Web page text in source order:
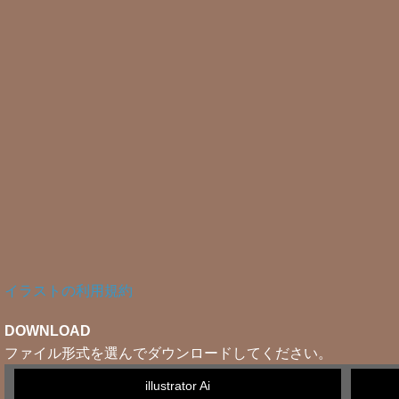
イラストの利用規約
DOWNLOAD
ファイル形式を選んでダウンロードしてください。
illustrator Ai